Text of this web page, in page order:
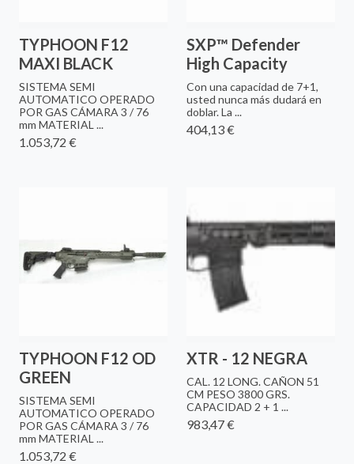
TYPHOON F12
MAXI BLACK
SISTEMA SEMI
AUTOMATICO OPERADO
POR GAS CÁMARA 3 / 76
mm MATERIAL ...
1.053,72 €
SXP™ Defender
High Capacity
Con una capacidad de 7+1,
usted nunca más dudará en
doblar. La ...
404,13 €
TYPHOON F12 OD
GREEN
SISTEMA SEMI
AUTOMATICO OPERADO
POR GAS CÁMARA 3 / 76
mm MATERIAL ...
1.053,72 €
XTR - 12 NEGRA
CAL. 12 LONG. CAÑON 51
CM PESO 3800 GRS.
CAPACIDAD 2 + 1 ...
983,47 €